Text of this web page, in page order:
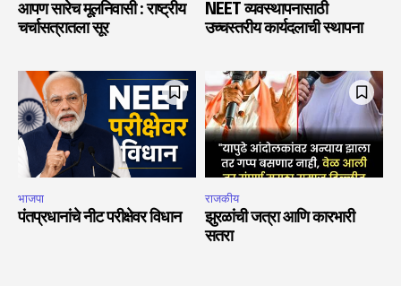
आपण सारेच मूलनिवासी : राष्ट्रीय
चर्चासत्रातला सूर
NEET व्यवस्थापनासाठी
उच्चस्तरीय कार्यदलाची स्थापना
भाजपा
पंतप्रधानांचे नीट परीक्षेवर विधान
राजकीय
झुरळांची जत्रा आणि कारभारी
सतरा